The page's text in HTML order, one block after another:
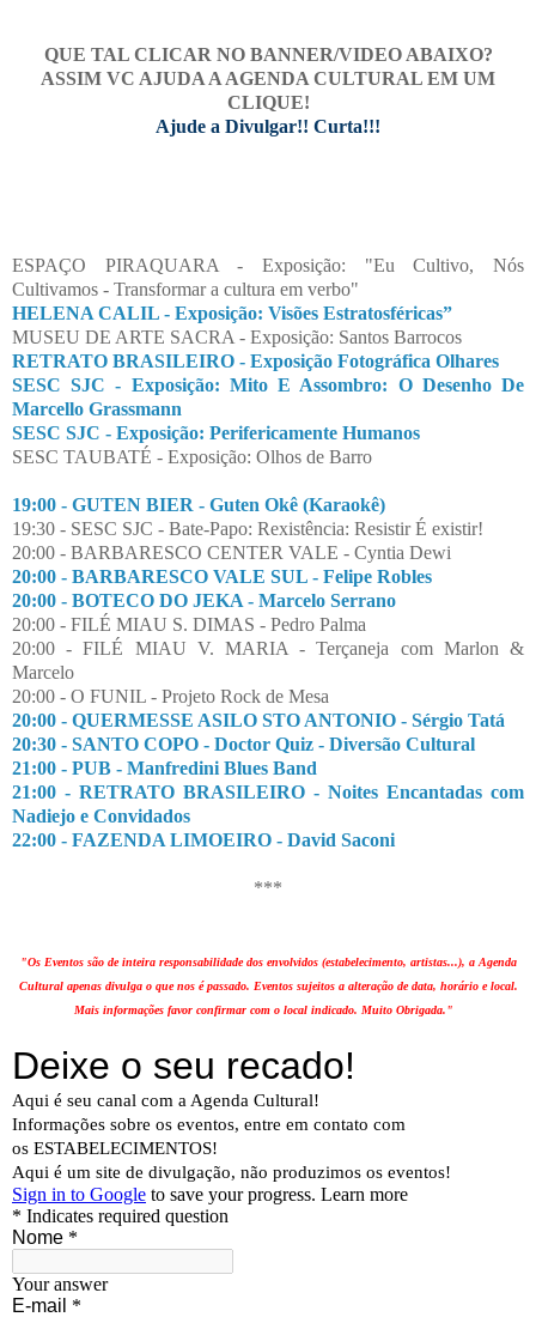
QUE TAL CLICAR NO BANNER/VIDEO ABAIXO?
ASSIM VC AJUDA A AGENDA CULTURAL EM UM
CLIQUE!
Ajude a Divulgar!! Curta!!!
ESPAÇO PIRAQUARA - Exposição: "Eu Cultivo, Nós
Cultivamos - Transformar a cultura em verbo"
HELENA CALIL - Exposição: Visões Estratosféricas”
MUSEU DE ARTE SACRA - Exposição: Santos Barrocos
RETRATO BRASILEIRO - Exposição Fotográfica Olhares
SESC SJC - Exposição: Mito E Assombro: O Desenho De
Marcello Grassmann
SESC SJC - Exposição: Perifericamente Humanos
SESC TAUBATÉ - Exposição: Olhos de Barro
19:00 - GUTEN BIER - Guten Okê (Karaokê)
19:30 - SESC SJC - Bate-Papo: Rexistência: Resistir É existir!
20:00 - BARBARESCO CENTER VALE - Cyntia Dewi
20:00 - BARBARESCO VALE SUL - Felipe Robles
20:00 - BOTECO DO JEKA - Marcelo Serrano
20:00 - FILÉ MIAU S. DIMAS - Pedro Palma
20:00 - FILÉ MIAU V. MARIA - Terçaneja com Marlon &
Marcelo
20:00 - O FUNIL - Projeto Rock de Mesa
20:00 - QUERMESSE ASILO STO ANTONIO - Sérgio Tatá
20:30 - SANTO COPO - Doctor Quiz - Diversão Cultural
21:00 - PUB - Manfredini Blues Band
21:00 - RETRATO BRASILEIRO - Noites Encantadas com
Nadiejo e Convidados
22:00 - FAZENDA LIMOEIRO - David Saconi
***
"Os Eventos são de inteira responsabilidade dos envolvidos (estabelecimento, artistas...), a Agenda
Cultural apenas divulga o que nos é passado. Eventos sujeitos a alteração de data, horário e local.
Mais informações favor confirmar com o local indicado. Muito Obrigada."